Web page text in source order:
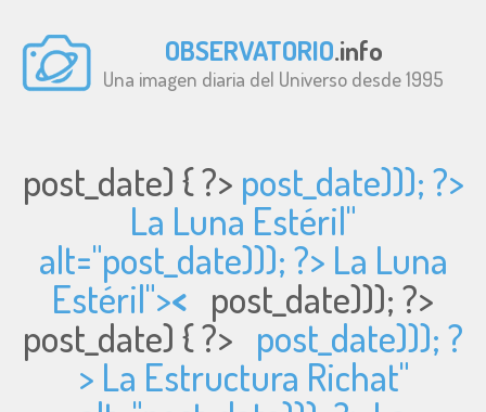
OBSERVATORIO.info
Una imagen diaria del Universo desde 1995
post_date) { ?> post_date))); ?>
La Luna Estéril"
alt="post_date))); ?> La Luna
Estéril">< post_date))); ?>
post_date) { ?> post_date))); ?
> La Estructura Richat"